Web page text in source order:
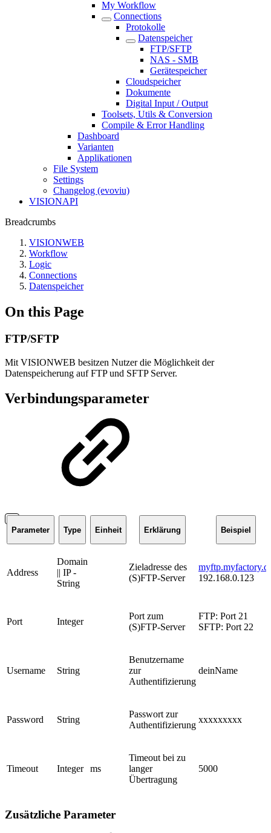
My Workflow
Connections
Protokolle
Datenspeicher
FTP/SFTP
NAS - SMB
Gerätespeicher
Cloudspeicher
Dokumente
Digital Input / Output
Toolsets, Utils & Conversion
Compile & Error Handling
Dashboard
Varianten
Applikationen
File System
Settings
Changelog (evoviu)
VISIONAPI
Breadcrumbs
VISIONWEB
Workflow
Logic
Connections
Datenspeicher
On this Page
FTP/SFTP
Mit VISIONWEB besitzen Nutzer die Möglichkeit der
Datenspeicherung auf FTP und SFTP Server.
Verbindungsparameter
Parameter Type Einheit Erklärung Beispiel
Address
Domain
|| IP -
String
Zieladresse des
(S)FTP-Server
192.168.0.123
Port Integer
Port zum
(S)FTP-Server
FTP: Port 21
SFTP: Port 22
Username String
Benutzername
zur
Authentifizierung
deinName
Password String
Passwort zur
Authentifizierung
xxxxxxxxx
Timeout Integer ms
Timeout bei zu
langer
Übertragung
5000
Zusätzliche Parameter